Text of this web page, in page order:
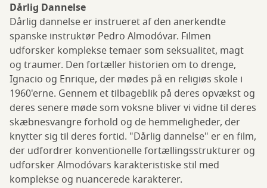
Dårlig Dannelse
Dårlig dannelse er instrueret af den anerkendte
spanske instruktør Pedro Almodóvar. Filmen
udforsker komplekse temaer som seksualitet, magt
og traumer. Den fortæller historien om to drenge,
Ignacio og Enrique, der mødes på en religiøs skole i
1960'erne. Gennem et tilbageblik på deres opvækst og
deres senere møde som voksne bliver vi vidne til deres
skæbnesvangre forhold og de hemmeligheder, der
knytter sig til deres fortid. "Dårlig dannelse" er en film,
der udfordrer konventionelle fortællingsstrukturer og
udforsker Almodóvars karakteristiske stil med
komplekse og nuancerede karakterer.